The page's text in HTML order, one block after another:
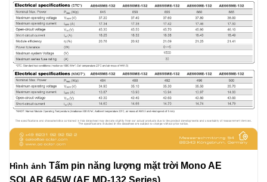
Hình ảnh Tấm pin năng lượng mặt trời Mono AE